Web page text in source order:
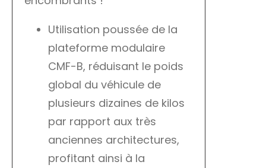
Utilisation poussée de la
plateforme modulaire
CMF-B, réduisant le poids
global du véhicule de
plusieurs dizaines de kilos
par rapport aux très
anciennes architectures,
profitant ainsi à la